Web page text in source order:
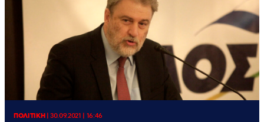
ΠΟΛΙΤΙΚΗ|30.09.2021 | 16:46